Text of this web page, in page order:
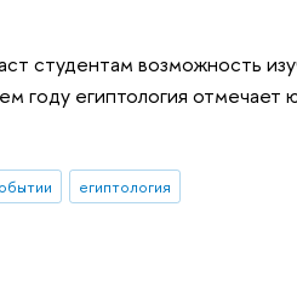
студентам возможность
году египтология
египтология